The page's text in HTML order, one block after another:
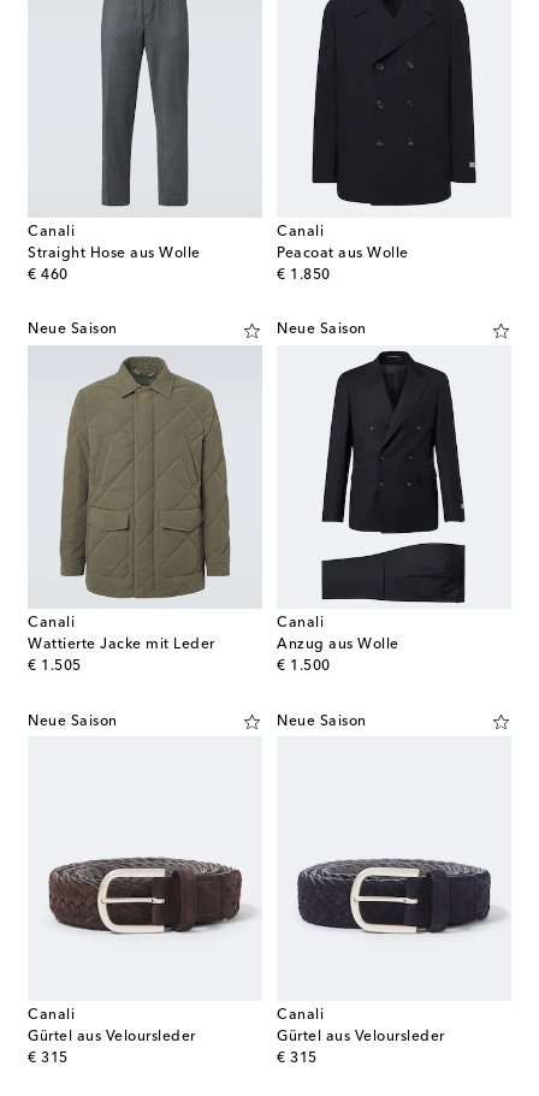
Canali
Straight Hose aus Wolle
€ 460
original price
Canali
Peacoat aus Wolle
€ 1.850
original price
Neue Saison
Canali
Wattierte Jacke mit Leder
€ 1.505
original price
Neue Saison
Canali
Anzug aus Wolle
€ 1.500
original price
Neue Saison
Canali
Gürtel aus Veloursleder
€ 315
original price
Neue Saison
Canali
Gürtel aus Veloursleder
€ 315
original price